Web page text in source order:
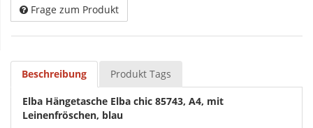
Frage zum Produkt
Beschreibung Produkt Tags
Elba Hängetasche Elba chic 85743, A4, mit
Leinenfröschen, blau